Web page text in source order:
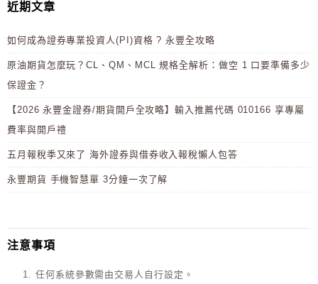
近期文章
如何成為證券專業投資人(PI)資格 ? 永豐全攻略
原油期貨怎麼玩？CL、QM、MCL 規格全解析：做空 1 口要準備多少
保證金？
【2026 永豐金證券/期貨開戶全攻略】輸入推薦代碼 010166 享專屬
費率與開戶禮
五月報稅季又來了 海外證券與借券收入報稅懶人包答
永豐期貨 手機智慧單 3分鐘一次了解
注意事項
任何系統參數需由交易人自行設定。